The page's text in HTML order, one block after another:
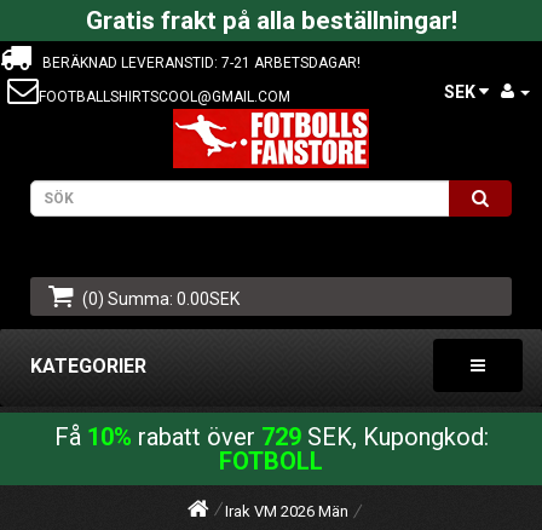
Gratis frakt på alla beställningar!
BERÄKNAD LEVERANSTID: 7-21 ARBETSDAGAR!
FOOTBALLSHIRTSCOOL@GMAIL.COM
SEK
(0) Summa: 0.00SEK
KATEGORIER
Få 10% rabatt över 729SEK, Kupongkod:
FOTBOLL
Irak VM 2026 Män